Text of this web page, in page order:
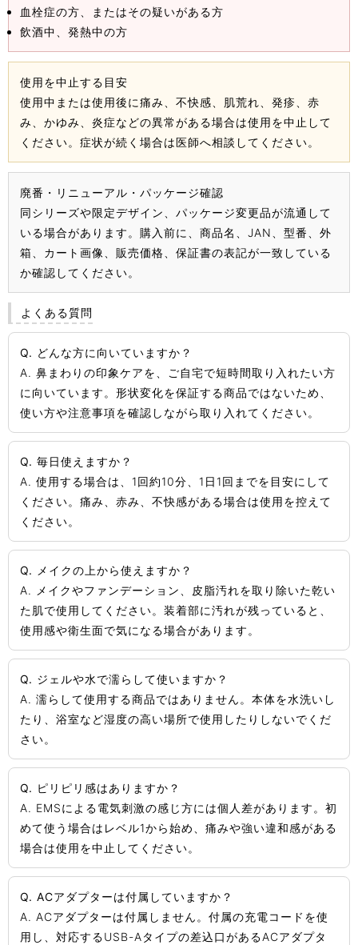
血栓症の方、またはその疑いがある方
飲酒中、発熱中の方
使用を中止する目安
使用中または使用後に痛み、不快感、肌荒れ、発疹、赤
み、かゆみ、炎症などの異常がある場合は使用を中止して
ください。症状が続く場合は医師へ相談してください。
廃番・リニューアル・パッケージ確認
同シリーズや限定デザイン、パッケージ変更品が流通して
いる場合があります。購入前に、商品名、JAN、型番、外
箱、カート画像、販売価格、保証書の表記が一致している
か確認してください。
よくある質問
Q. どんな方に向いていますか？
A. 鼻まわりの印象ケアを、ご自宅で短時間取り入れたい方
に向いています。形状変化を保証する商品ではないため、
使い方や注意事項を確認しながら取り入れてください。
Q. 毎日使えますか？
A. 使用する場合は、1回約10分、1日1回までを目安にして
ください。痛み、赤み、不快感がある場合は使用を控えて
ください。
Q. メイクの上から使えますか？
A. メイクやファンデーション、皮脂汚れを取り除いた乾い
た肌で使用してください。装着部に汚れが残っていると、
使用感や衛生面で気になる場合があります。
Q. ジェルや水で濡らして使いますか？
A. 濡らして使用する商品ではありません。本体を水洗いし
たり、浴室など湿度の高い場所で使用したりしないでくだ
さい。
Q. ピリピリ感はありますか？
A. EMSによる電気刺激の感じ方には個人差があります。初
めて使う場合はレベル1から始め、痛みや強い違和感がある
場合は使用を中止してください。
Q. ACアダプターは付属していますか？
A. ACアダプターは付属しません。付属の充電コードを使
用し、対応するUSB-Aタイプの差込口があるACアダプタ